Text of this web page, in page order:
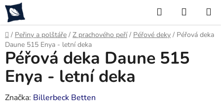
Přejít
na
obsah
Hledat
KOŠÍK
Domů
/ Peřiny a polštáře / Z prachového peří / Péřové deky / Péřová deka
Daune 515 Enya - letní deka
Péřová deka Daune 515
Enya - letní deka
Značka: Billerbeck Betten